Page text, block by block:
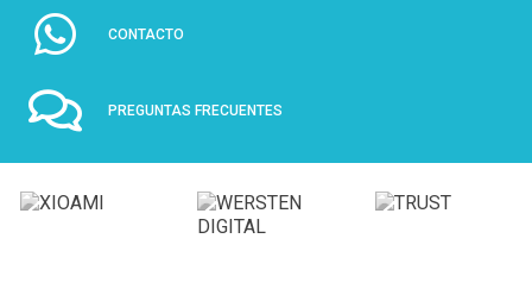
CONTACTO
PREGUNTAS FRECUENTES